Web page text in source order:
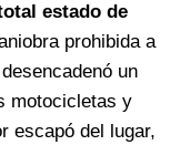
estado de
prohibida a
un
motocicletas y
escapó del lugar,